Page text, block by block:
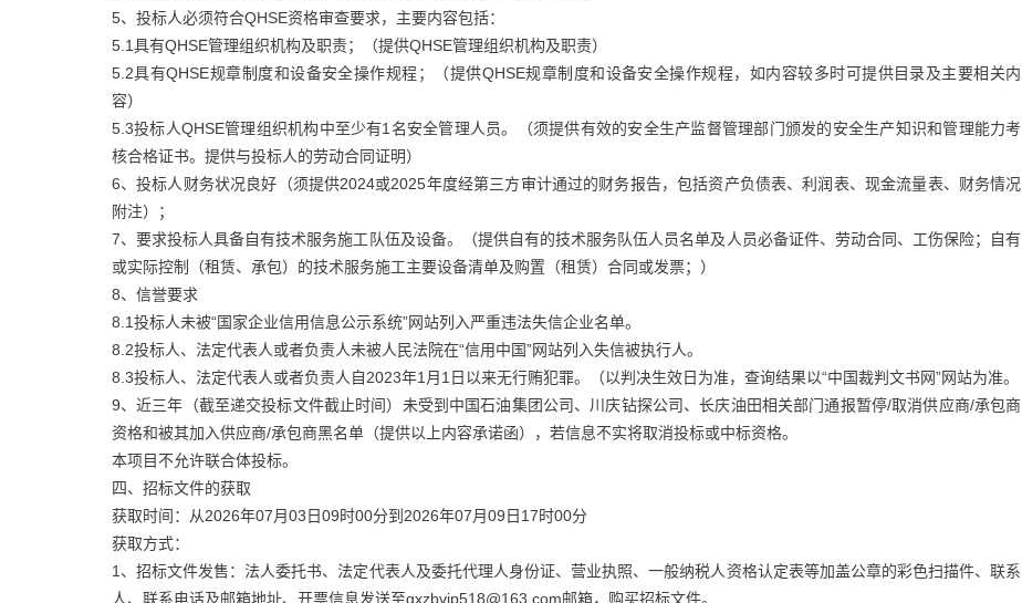
5、投标人必须符合QHSE资格审查要求，主要内容包括：
5.1具有QHSE管理组织机构及职责；（提供QHSE管理组织机构及职责）
5.2具有QHSE规章制度和设备安全操作规程；（提供QHSE规章制度和设备安全操作规程，如内容较多时可提供目录及主要相关内
容）
5.3投标人QHSE管理组织机构中至少有1名安全管理人员。（须提供有效的安全生产监督管理部门颁发的安全生产知识和管理能力考
核合格证书。提供与投标人的劳动合同证明）
6、投标人财务状况良好（须提供2024或2025年度经第三方审计通过的财务报告，包括资产负债表、利润表、现金流量表、财务情况
附注）；
7、要求投标人具备自有技术服务施工队伍及设备。（提供自有的技术服务队伍人员名单及人员必备证件、劳动合同、工伤保险；自有
或实际控制（租赁、承包）的技术服务施工主要设备清单及购置（租赁）合同或发票；）
8、信誉要求
8.1投标人未被“国家企业信用信息公示系统”网站列入严重违法失信企业名单。
8.2投标人、法定代表人或者负责人未被人民法院在“信用中国”网站列入失信被执行人。
8.3投标人、法定代表人或者负责人自2023年1月1日以来无行贿犯罪。（以判决生效日为准，查询结果以“中国裁判文书网”网站为准。
9、近三年（截至递交投标文件截止时间）未受到中国石油集团公司、川庆钻探公司、长庆油田相关部门通报暂停/取消供应商/承包商
资格和被其加入供应商/承包商黑名单（提供以上内容承诺函），若信息不实将取消投标或中标资格。
本项目不允许联合体投标。
四、招标文件的获取
获取时间：从2026年07月03日09时00分到2026年07月09日17时00分
获取方式：
1、招标文件发售：法人委托书、法定代表人及委托代理人身份证、营业执照、一般纳税人资格认定表等加盖公章的彩色扫描件、联系
人、联系电话及邮箱地址、开票信息发送至gxzbvip518@163.com邮箱，购买招标文件。